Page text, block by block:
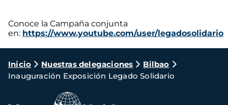
Conoce la Campaña conjunta
en: https://www.youtube.com/user/legadosolidario
Ruta
de
navegación
Inicio Nuestras delegaciones
Bilbao
Inauguración Exposición Legado Solidario